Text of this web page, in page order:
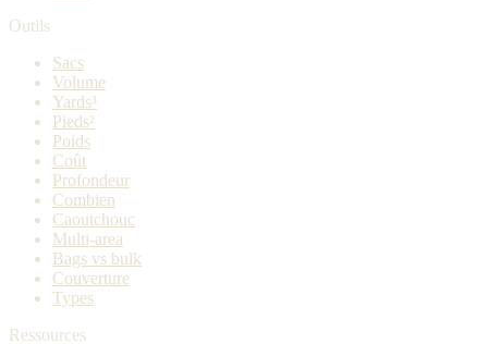
Outils
Sacs
Volume
Yards³
Pieds²
Poids
Coût
Profondeur
Combien
Caoutchouc
Multi-area
Bags vs bulk
Couverture
Types
Ressources